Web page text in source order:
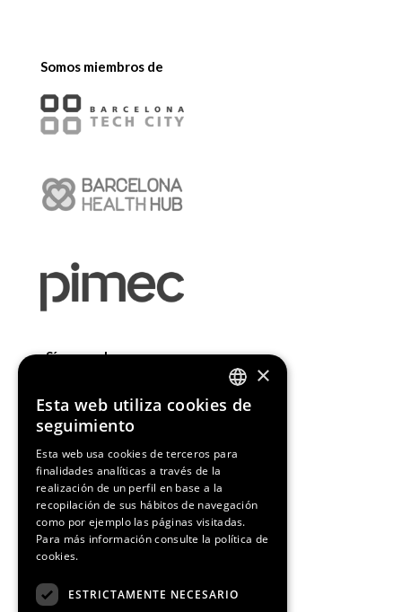
Somos miembros de
¡Síguenos!
Media Partners
ENGLISH
×
Esta web utiliza cookies de
seguimiento
Esta web usa cookies de terceros para
finalidades analíticas a través de la
realización de un perfil en base a la
recopilación de sus hábitos de navegación
como por ejemplo las páginas visitadas.
Para más información consulte la política de
cookies.
ESTRICTAMENTE NECESARIO